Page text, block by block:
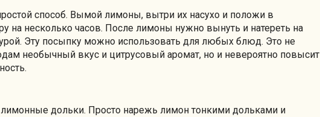
способ. Вымой лимоны, вытри их насухо и положи в
на несколько часов. После лимоны нужно вынуть и натереть на
Эту посыпку можно использовать для любых блюд. Это не
необычный вкус и цитрусовый аромат, но и невероятно повысит
дольки. Просто нарежь лимон тонкими дольками и